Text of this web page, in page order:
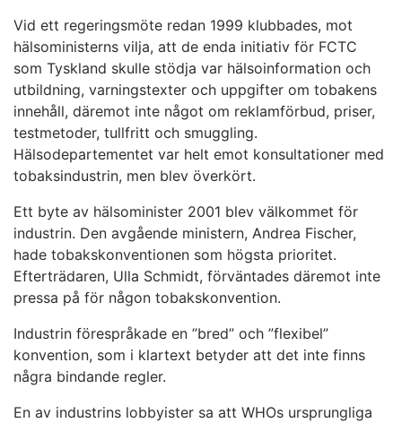
Vid ett regeringsmöte redan 1999 klubbades, mot
hälsoministerns vilja, att de enda initiativ för FCTC
som Tyskland skulle stödja var hälsoinformation och
utbildning, varningstexter och uppgifter om tobakens
innehåll, däremot inte något om reklamförbud, priser,
testmetoder, tullfritt och smuggling.
Hälsodepartementet var helt emot konsultationer med
tobaksindustrin, men blev överkört.
Ett byte av hälsominister 2001 blev välkommet för
industrin. Den avgående ministern, Andrea Fischer,
hade tobakskonventionen som högsta prioritet.
Efterträdaren, Ulla Schmidt, förväntades däremot inte
pressa på för någon tobakskonvention.
Industrin förespråkade en ”bred” och ”flexibel”
konvention, som i klartext betyder att det inte finns
några bindande regler.
En av industrins lobbyister sa att WHOs ursprungliga